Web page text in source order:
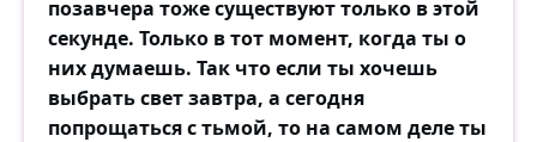
позавчера тоже существуют только в этой
секунде. Только в тот момент, когда ты о
них думаешь. Так что если ты хочешь
выбрать свет завтра, а сегодня
попрощаться с тьмой, то на самом деле ты